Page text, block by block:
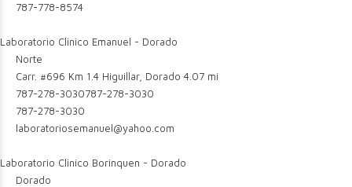
787-778-8574
Laboratorio Clinico Emanuel - Dorado
Norte
Carr. #696 Km 1.4 Higuillar, Dorado 4.07 mi
787-278-3030787-278-3030
787-278-3030
laboratoriosemanuel@yahoo.com
Laboratorio Clinico Borinquen - Dorado
Dorado